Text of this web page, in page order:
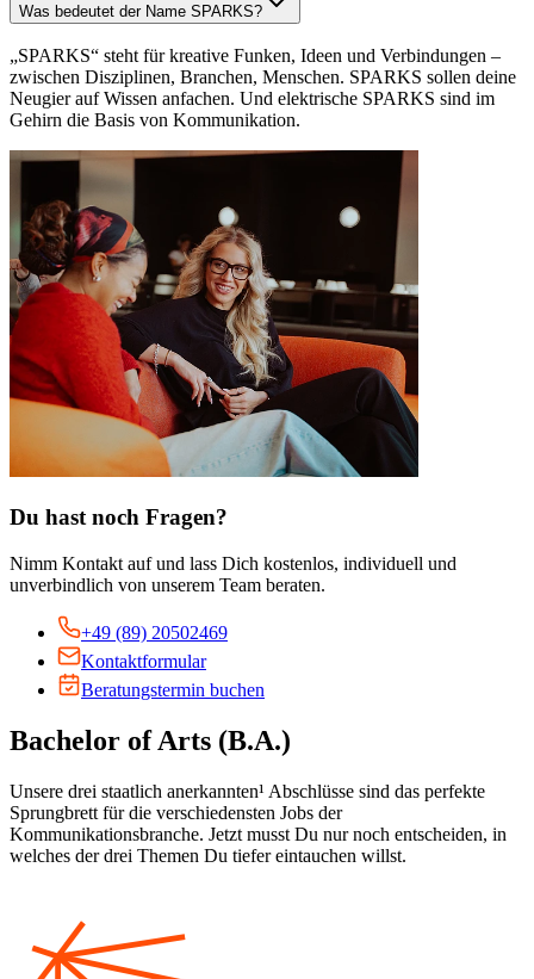
Was bedeutet der Name SPARKS?
„SPARKS“ steht für kreative Funken, Ideen und Verbindungen –
zwischen Disziplinen, Branchen, Menschen. SPARKS sollen deine
Neugier auf Wissen anfachen. Und elektrische SPARKS sind im
Gehirn die Basis von Kommunikation.
Du hast noch Fragen?
Nimm Kontakt auf und lass Dich kostenlos, individuell und
unverbindlich von unserem Team beraten.
+49 (89) 20502469
Kontaktformular
Beratungstermin buchen
Bachelor of Arts (B.A.)
Unsere drei staatlich anerkannten¹ Abschlüsse sind das perfekte
Sprungbrett für die verschiedensten Jobs der
Kommunikationsbranche. Jetzt musst Du nur noch entscheiden, in
welches der drei Themen Du tiefer eintauchen willst.